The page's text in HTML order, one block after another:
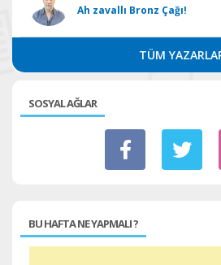
Ah zavallı Bronz Çağı!
TÜM
SOSYAL AĞLAR
BU HAFTA NE YAPMALI ?